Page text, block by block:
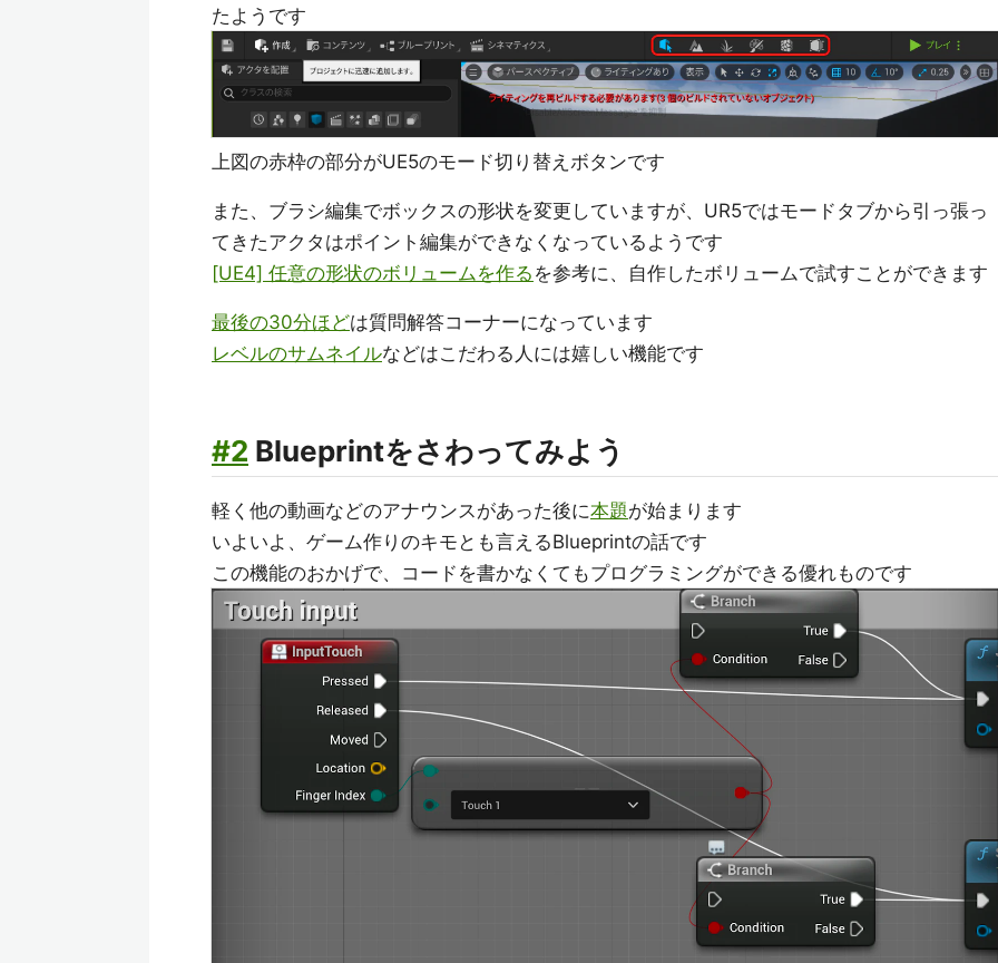
たようです
上図の赤枠の部分がUE5のモード切り替えボタンです
また、ブラシ編集でボックスの形状を変更していますが、UR5ではモードタブから引っ張っ
てきたアクタはポイント編集ができなくなっているようです
[UE4] 任意の形状のボリュームを作る を参考に、自作したボリュームで試すことができます
最後の30分ほどは質問解答コーナーになっています
レベルのサムネイルなどはこだわる人には嬉しい機能です
#2 Blueprintをさわってみよう
軽く他の動画などのアナウンスがあった後に本題が始まります
いよいよ、ゲーム作りのキモとも言えるBlueprintの話です
この機能のおかげで、コードを書かなくてもプログラミングができる優れものです